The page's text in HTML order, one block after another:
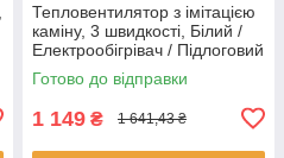
Тепловентилятор з імітацією
каміну, 3 швидкості, Білий /
Електрообігрівач / Підлоговий
тепловентилятор
Готово до відправки
1 149 ₴ 1 641,43 ₴